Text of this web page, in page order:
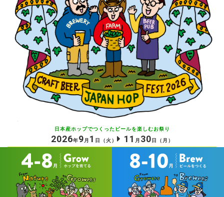
日本産ホップでつくったビールを楽しむお祭り
2026年9月 1 日 （火） 11 月 30 日 （月）